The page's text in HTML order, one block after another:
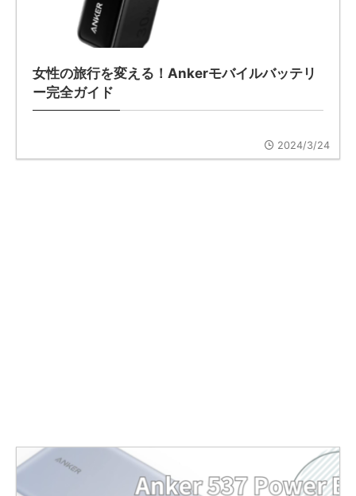
女性の旅行を変える！Ankerモバイルバッテリ
ー完全ガイド
2024/3/24